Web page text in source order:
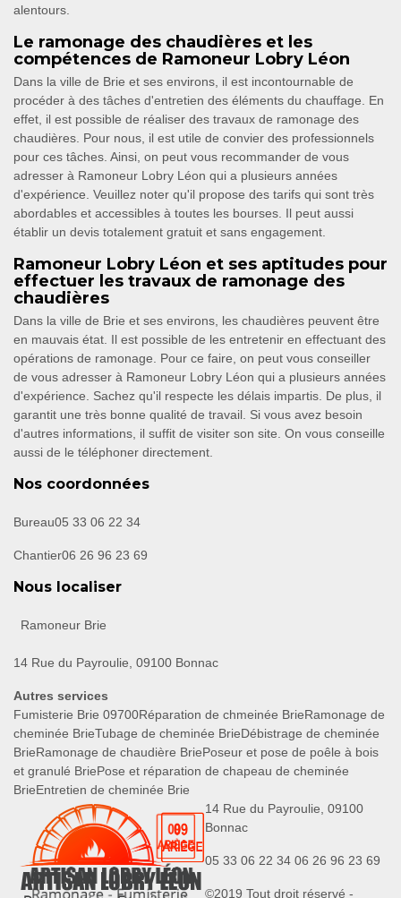
alentours.
Le ramonage des chaudières et les
compétences de Ramoneur Lobry Léon
Dans la ville de Brie et ses environs, il est incontournable de
procéder à des tâches d'entretien des éléments du chauffage. En
effet, il est possible de réaliser des travaux de ramonage des
chaudières. Pour nous, il est utile de convier des professionnels
pour ces tâches. Ainsi, on peut vous recommander de vous
adresser à Ramoneur Lobry Léon qui a plusieurs années
d'expérience. Veuillez noter qu'il propose des tarifs qui sont très
abordables et accessibles à toutes les bourses. Il peut aussi
établir un devis totalement gratuit et sans engagement.
Ramoneur Lobry Léon et ses aptitudes pour
effectuer les travaux de ramonage des
chaudières
Dans la ville de Brie et ses environs, les chaudières peuvent être
en mauvais état. Il est possible de les entretenir en effectuant des
opérations de ramonage. Pour ce faire, on peut vous conseiller
de vous adresser à Ramoneur Lobry Léon qui a plusieurs années
d'expérience. Sachez qu'il respecte les délais impartis. De plus, il
garantit une très bonne qualité de travail. Si vous avez besoin
d'autres informations, il suffit de visiter son site. On vous conseille
aussi de le téléphoner directement.
Nos coordonnées
Bureau05 33 06 22 34
Chantier06 26 96 23 69
Nous localiser
Ramoneur Brie
14 Rue du Payroulie, 09100 Bonnac
Autres services
Fumisterie Brie 09700Réparation de chmeinée BrieRamonage de
cheminée BrieTubage de cheminée BrieDébistrage de cheminée
BrieRamonage de chaudière BriePoseur et pose de poêle à bois
et granulé BriePose et réparation de chapeau de cheminée
BrieEntretien de cheminée Brie
14 Rue du Payroulie, 09100
Bonnac
05 33 06 22 34 06 26 96 23 69
©2019 Tout droit réservé -